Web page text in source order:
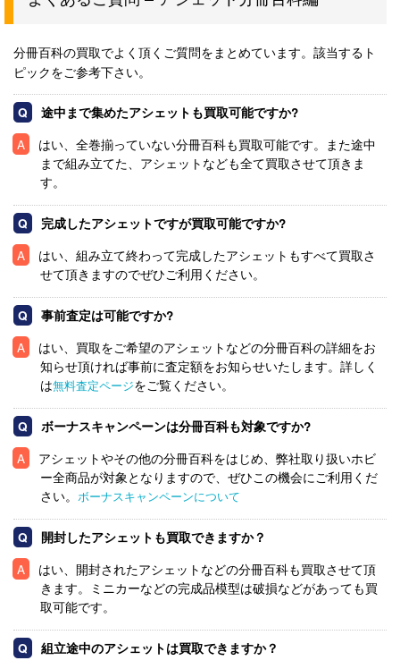
1.お申し込み 2.査定orお預かり 3.お支払い
＼安心の専門サポート／
分冊百科の買取でよく頂くご質問をまとめています。該当するト
ピックをご参考下さい。
途中まで集めたアシェットも買取可能ですか?
はい、全巻揃っていない分冊百科も買取可能です。また途中
まで組み立てた、アシェットなども全て買取させて頂きま
す。
完成したアシェットですが買取可能ですか?
はい、組み立て終わって完成したアシェットもすべて買取さ
せて頂きますのでぜひご利用ください。
事前査定は可能ですか?
はい、買取をご希望のアシェットなどの分冊百科の詳細をお
知らせ頂ければ事前に査定額をお知らせいたします。詳しく
は無料査定ページをご覧ください。
ボーナスキャンペーンは分冊百科も対象ですか?
アシェットやその他の分冊百科をはじめ、弊社取り扱いホビ
ー全商品が対象となりますので、ぜひこの機会にご利用くだ
さい。 ボーナスキャンペーンについて
開封したアシェットも買取できますか？
はい、開封されたアシェットなどの分冊百科も買取させて頂
きます。ミニカーなどの完成品模型は破損などがあっても買
取可能です。
組立途中のアシェットは買取できますか？